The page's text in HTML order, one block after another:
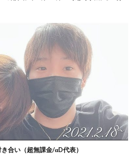
合い（超無課金/αD代表）